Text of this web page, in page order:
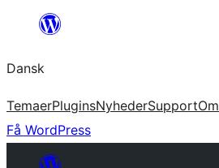
Spring
indhold
Dansk
TemaerPluginsNyhederSupportOm
Få WordPress